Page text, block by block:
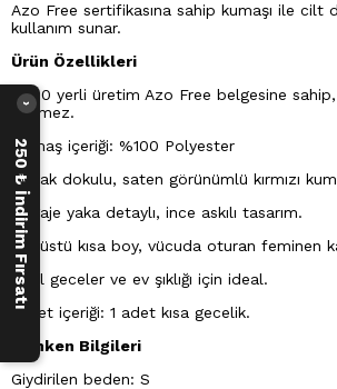
Azo Free sertifikasına sahip kumaşı ile cilt
kullanım sunar.
Ürün Özellikleri
%100 yerli üretim Azo Free belgesine
içermez.
Kumaş içeriği: %100 Polyester
Parlak dokulu, saten görünümlü kırmızı
Degaje yaka detaylı, ince askılı tasarım.
Diz üstü kısa boy, vücuda oturan feminen
Özel geceler ve ev şıklığı için ideal.
Paket içeriği: 1 adet kısa gecelik.
Manken Bilgileri
Giydirilen beden: S
250 ₺ İndirim Fırsatı
›